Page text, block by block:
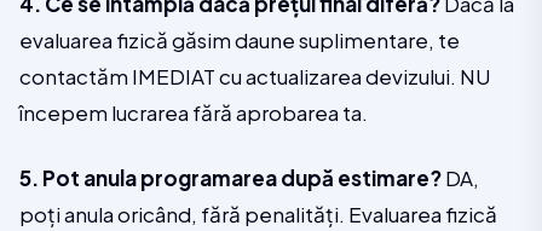
evaluarea fizică găsim daune suplimentare, te
contactăm IMEDIAT cu actualizarea devizului. NU
începem lucrarea fără aprobarea ta.
5. Pot anula programarea după estimare?DA,
poți anula oricând, fără penalități. Evaluarea fizică